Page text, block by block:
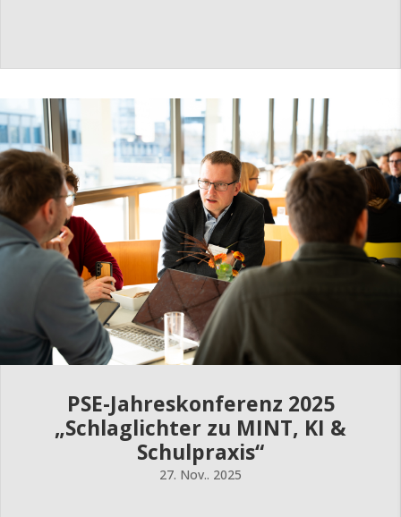
PSE-Jahreskonferenz 2025
„Schlaglichter zu MINT, KI &
Schulpraxis“
27. Nov.. 2025